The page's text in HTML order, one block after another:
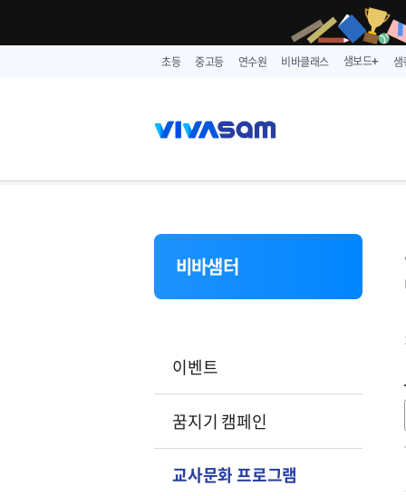
초등 중고등 연수원 비바클래스 샘보드➕
비바샘터
이벤트
꿈지기 캠페인
교사문화 프로그램